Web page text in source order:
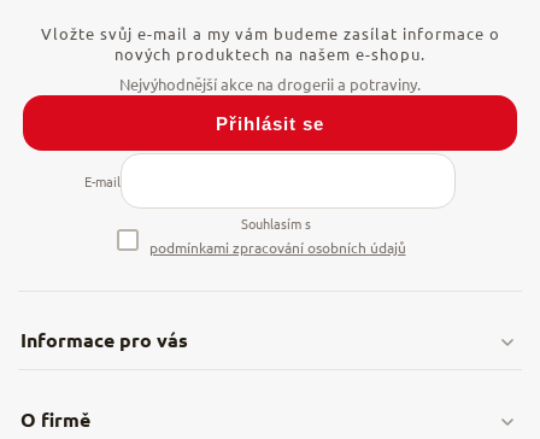
Informace pro vás
Vložte svůj e-mail a my vám budeme zasílat informace o
nových produktech na našem e-shopu.
E-mail
Souhlasím s
podmínkami zpracování osobních údajů
Přihlásit se
O firmě